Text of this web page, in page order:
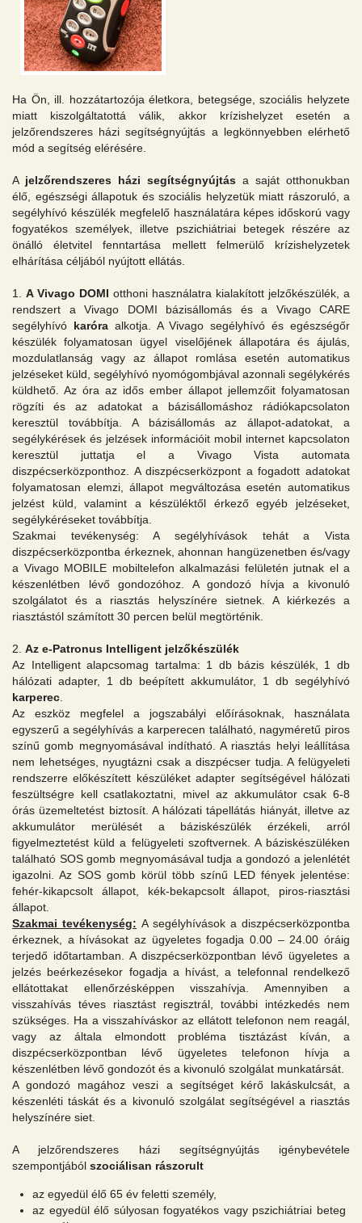
Ha Ön, ill. hozzátartozója életkora, betegsége, szociális helyzete
miatt kiszolgáltatottá válik, akkor krízishelyzet esetén a
jelzőrendszeres házi segítségnyújtás a legkönnyebben elérhető
mód a segítség elérésére.
A jelzőrendszeres házi segítségnyújtás a saját otthonukban
élő, egészségi állapotuk és szociális helyzetük miatt rászoruló, a
segélyhívó készülék megfelelő használatára képes időskorú vagy
fogyatékos személyek, illetve pszichiátriai betegek részére az
önálló életvitel fenntartása mellett felmerülő krízishelyzetek
elhárítása céljából nyújtott ellátás.
1. A Vivago DOMI otthoni használatra kialakított jelzőkészülék, a
rendszert a Vivago DOMI bázisállomás és a Vivago CARE
segélyhívó karóra alkotja. A Vivago segélyhívó és egészségőr
készülék folyamatosan ügyel viselőjének állapotára és ájulás,
mozdulatlanság vagy az állapot romlása esetén automatikus
jelzéseket küld, segélyhívó nyomógombjával azonnali segélykérés
küldhető. Az óra az idős ember állapot jellemzőit folyamatosan
rögzíti és az adatokat a bázisállomáshoz rádiókapcsolaton
keresztül továbbítja. A bázisállomás az állapot-adatokat, a
segélykérések és jelzések információit mobil internet kapcsolaton
keresztül juttatja el a Vivago Vista automata
diszpécserközponthoz. A diszpécserközpont a fogadott adatokat
folyamatosan elemzi, állapot megváltozása esetén automatikus
jelzést küld, valamint a készüléktől érkező egyéb jelzéseket,
segélykéréseket továbbítja.
Szakmai tevékenység: A segélyhívások tehát a Vista
diszpécserközpontba érkeznek, ahonnan hangüzenetben és/vagy
a Vivago MOBILE mobiltelefon alkalmazási felületén jutnak el a
készenlétben lévő gondozóhoz. A gondozó hívja a kivonuló
szolgálatot és a riasztás helyszínére sietnek. A kiérkezés a
riasztástól számított 30 percen belül megtörténik.
2. Az e-Patronus Intelligent jelzőkészülék
Az Intelligent alapcsomag tartalma: 1 db bázis készülék, 1 db
hálózati adapter, 1 db beépített akkumulátor, 1 db segélyhívó
karperec
Az eszköz megfelel a jogszabályi előírásoknak, használata
egyszerű a segélyhívás a karperecen található, nagyméretű piros
színű gomb megnyomásával indítható. A riasztás helyi leállítása
nem lehetséges, nyugtázni csak a diszpécser tudja. A felügyeleti
rendszerre előkészített készüléket adapter segítségével hálózati
feszültségre kell csatlakoztatni, mivel az akkumulátor csak 6-8
órás üzemeltetést biztosít. A hálózati tápellátás hiányát, illetve az
akkumulátor merülését a báziskészülék érzékeli, arról
figyelmeztetést küld a felügyeleti szoftvernek. A báziskészüléken
található SOS gomb megnyomásával tudja a gondozó a jelenlétét
igazolni. Az SOS gomb körül több színű LED fények jelentése:
fehér-kikapcsolt állapot, kék-bekapcsolt állapot, piros-riasztási
állapot.
Szakmai tevékenység: A segélyhívások a diszpécserközpontba
érkeznek, a hívásokat az ügyeletes fogadja 0.00 – 24.00 óráig
terjedő időtartamban. A diszpécserközpontban lévő ügyeletes a
jelzés beérkezésekor fogadja a hívást, a telefonnal rendelkező
ellátottakat ellenőrzésképpen visszahívja. Amennyiben a
visszahívás téves riasztást regisztrál, további intézkedés nem
szükséges. Ha a visszahíváskor az ellátott telefonon nem reagál,
vagy az általa elmondott probléma tisztázást kíván, a
diszpécserközpontban lévő ügyeletes telefonon hívja a
készenlétben lévő gondozót és a kivonuló szolgálat munkatársát.
A gondozó magához veszi a segítséget kérő lakáskulcsát, a
készenléti táskát és a kivonuló szolgálat segítségével a riasztás
helyszínére siet.
A jelzőrendszeres házi segítségnyújtás igénybevétele
szempontjából szociálisan rászorult
az egyedül élő 65 év feletti személy,
az egyedül élő súlyosan fogyatékos vagy pszichiátriai beteg